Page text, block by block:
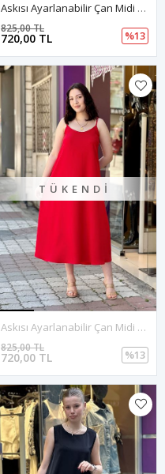
Askısı Ayarlanabilir Çan Midi Boy Elbise-Saksmavi
720,00 TL
825,00 TL
%13
TÜKENDI
Askısı Ayarlanabilir Çan Midi Boy Elbise-Kırmızı
720,00 TL
825,00 TL
%13